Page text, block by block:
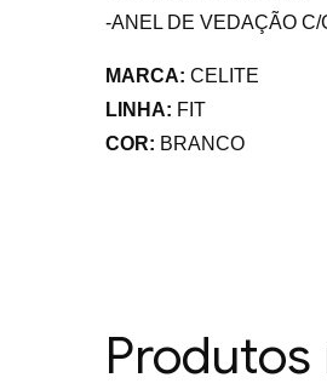
-ANEL DE VEDAÇÃO C/
MARCA: CELITE
LINHA: FIT
COR: BRANCO